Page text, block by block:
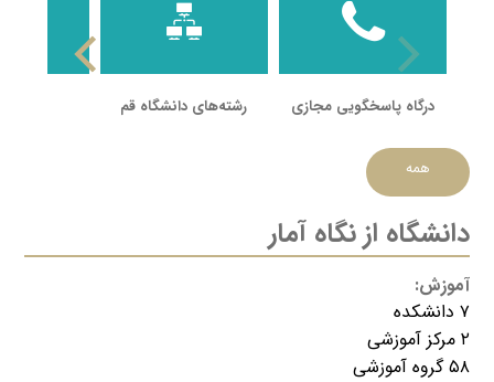
درگاه پاسخگویی مجازی رشته‌های دانشگاه قم
همه
دانشگاه از نگاه آمار
آموزش:
۷ دانشکده
۲ مرکز آموزشی
۵۸ گروه آموزشی